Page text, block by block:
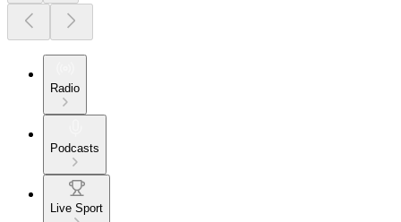
Radio
Podcasts
Live Sport